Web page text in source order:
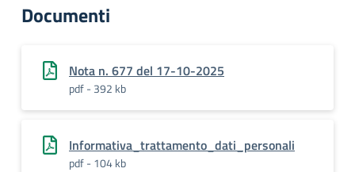
Documenti
Nota n. 677 del 17-10-2025
pdf - 392 kb
Informativa_trattamento_dati_personali
pdf - 104 kb